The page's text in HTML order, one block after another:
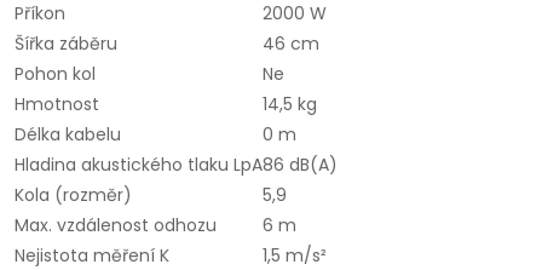
Příkon
2000 W
Šířka záběru
46 cm
Pohon kol
Ne
Hmotnost
14,5 kg
Délka kabelu
0 m
Hladina akustického tlaku LpA86 dB(A)
Kola (rozměr)
5,9
Max. vzdálenost odhozu
6 m
Nejistota měření K
1,5 m/s²